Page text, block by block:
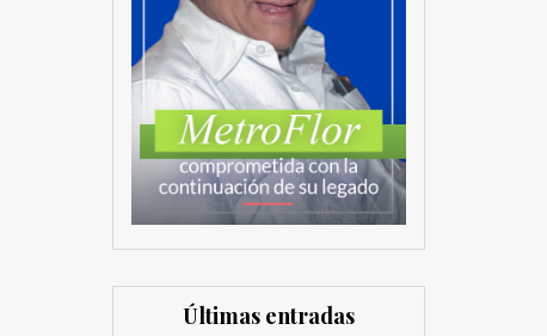
Últimas entradas